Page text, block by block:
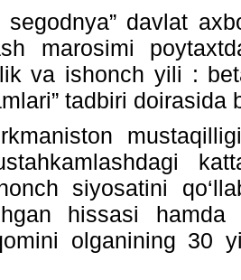
segodnya” davlat
marosimi
va ishonch yili :
tadbiri doirasida
siyosatini
hissasi hamda
olganining 30